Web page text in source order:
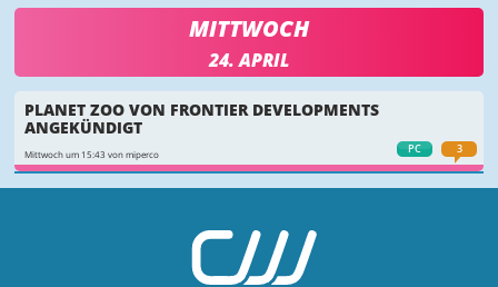
MITTWOCH
24. APRIL
PC 3
PLANET ZOO VON FRONTIER DEVELOPMENTS
ANGEKÜNDIGT
Mittwoch um 15:43 von miperco